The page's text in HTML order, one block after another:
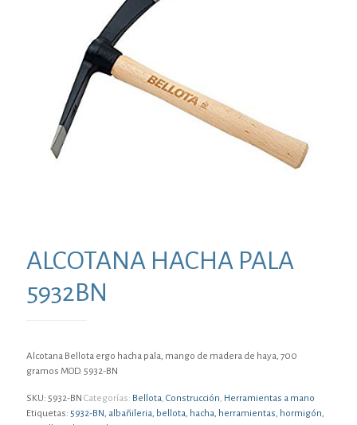
ALCOTANA HACHA PALA
5932BN
Alcotana Bellota ergo hacha pala, mango de madera de haya, 700
gramos MOD. 5932-BN
SKU: 5932-BN Categorías: Bellota, Construcción, Herramientas a mano
Etiquetas: 5932-BN, albañileria, bellota, hacha, herramientas, hormigón,